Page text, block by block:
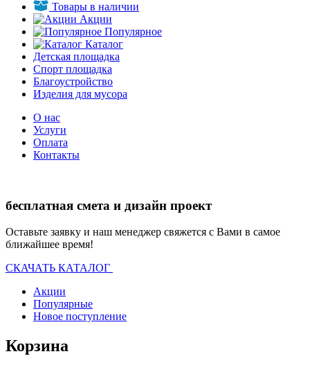
Товары в наличии
Акции
Популярное
Каталог
Детская площадка
Спорт площадка
Благоустройство
Изделия для мусора
О нас
Услуги
Оплата
Контакты
бесплатная смета и дизайн проект
Оставьте заявку и наш менеджер свяжется с Вами в самое
ближайшее время!
СКАЧАТЬ КАТАЛОГ
Акции
Популярные
Новое поступление
Корзина